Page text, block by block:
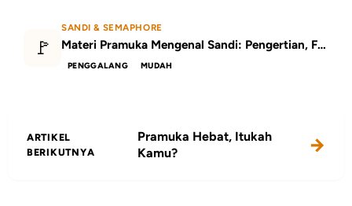
🚩
SANDI & SEMAPHORE
Materi Pramuka Mengenal Sandi: Pengertian, Fungsi, dan Contoh
PENGGALANG MUDAH
ARTIKEL
BERIKUTNYA
Pramuka Hebat, Itukah
Kamu?